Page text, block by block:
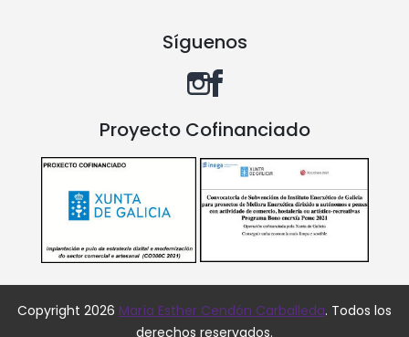
Síguenos
Proyecto Cofinanciado
Copyright 2026 María Esther Cendón Carballeda. Todos los
derechos reservados.